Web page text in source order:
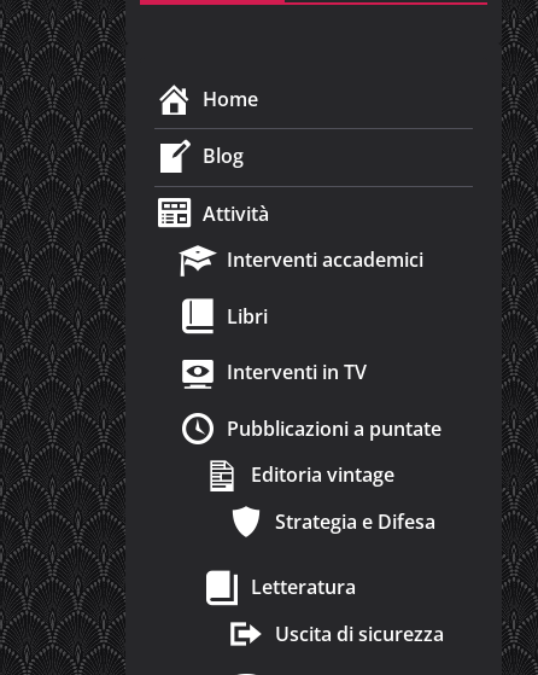
Home
Blog
Attività
Interventi accademici
Libri
Interventi in TV
Pubblicazioni a puntate
Editoria vintage
Strategia e Difesa
Letteratura
Uscita di sicurezza